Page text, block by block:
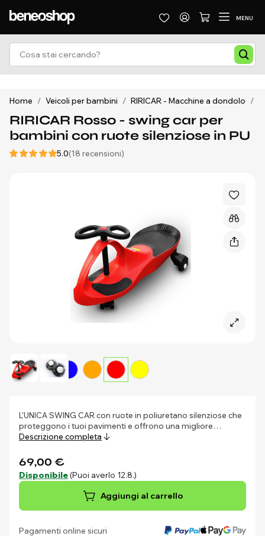
MENU
Home / Veicoli per bambini / RIRICAR - Macchine a dondolo /
RIRICAR Rosso - swing car per
bambini con ruote silenziose in PU
5.0(18 recensioni)
L'UNICA SWING CAR con ruote in poliuretano silenziose che
proteggono i tuoi pavimenti e offrono una migliore…
Descrizione completa
69,00 €
Disponibile (Puoi averlo 12.8.)
Aggiungi al carrello
Pagamenti online sicuri